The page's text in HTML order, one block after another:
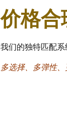
价格
我们的独特匹配
多选择、多弹性、